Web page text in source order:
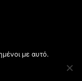
με αυτό.